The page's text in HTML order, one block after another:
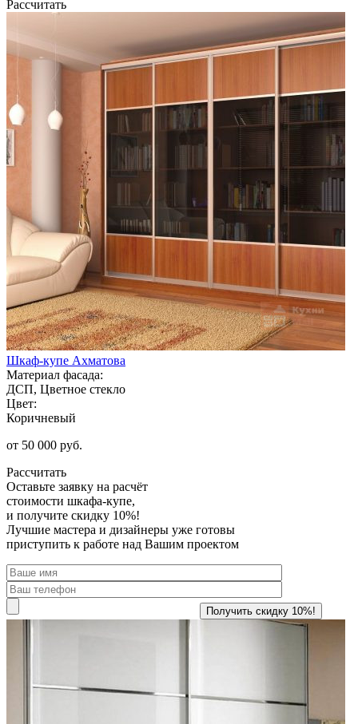
Рассчитать
Шкаф-купе Ахматова
Материал фасада:
ДСП, Цветное стекло
Цвет:
Коричневый
от 50 000 руб.
Рассчитать
Оставьте заявку на расчёт
стоимости шкафа-купе,
и получите скидку 10%!
Лучшие мастера и дизайнеры уже готовы
приступить к работе над Вашим проектом